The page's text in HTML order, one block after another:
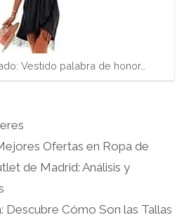
Vestido palabra de honor…
Ofertas en Ropa de
de Madrid: Análisis y
Descubre Cómo Son las Tallas